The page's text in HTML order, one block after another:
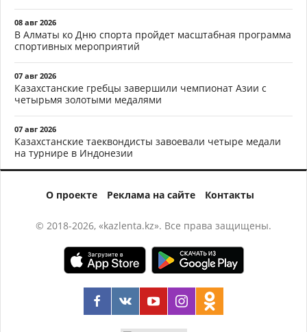
08 авг 2026
В Алматы ко Дню спорта пройдет масштабная программа
спортивных мероприятий
07 авг 2026
Казахстанские гребцы завершили чемпионат Азии с
четырьмя золотыми медалями
07 авг 2026
Казахстанские таеквондисты завоевали четыре медали
на турнире в Индонезии
О проекте Реклама на сайте Контакты
© 2018-2026, «kazlenta.kz». Все права защищены.